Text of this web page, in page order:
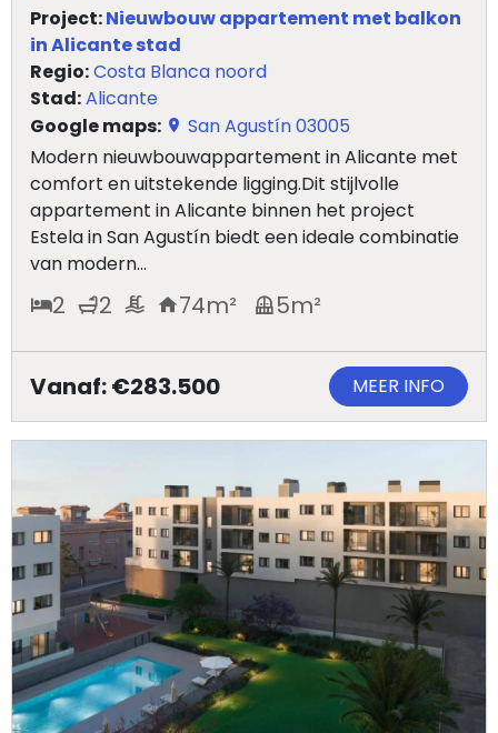
Onze
werkwijze
Contacteer
ons
Blog
Cookies
Project:Nieuwbouw appartement met balkon
in Alicante stad
Regio:Costa Blanca noord
Stad:Alicante
Google maps:
San Agustín 03005
Modern nieuwbouwappartement in Alicante met
comfort en uitstekende ligging.Dit stijlvolle
appartement in Alicante binnen het project
Estela in San Agustín biedt een ideale combinatie
van modern...
2 2 74m² 5m²
Vanaf: €283.500 MEER INFO